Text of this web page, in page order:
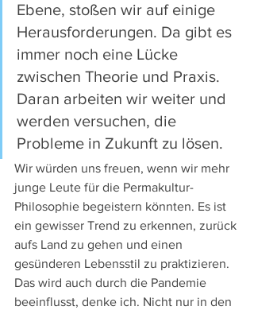
Ebene, stoßen wir auf einige
Herausforderungen. Da gibt es
immer noch eine Lücke
zwischen Theorie und Praxis.
Daran arbeiten wir weiter und
werden versuchen, die
Probleme in Zukunft zu lösen.
Wir würden uns freuen, wenn wir mehr
junge Leute für die Permakultur-
Philosophie begeistern könnten. Es ist
ein gewisser Trend zu erkennen, zurück
aufs Land zu gehen und einen
gesünderen Lebensstil zu praktizieren.
Das wird auch durch die Pandemie
beeinflusst, denke ich. Nicht nur in den